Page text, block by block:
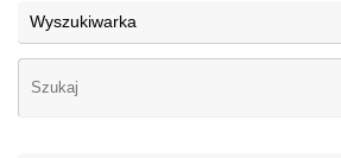
Wyszukiwarka